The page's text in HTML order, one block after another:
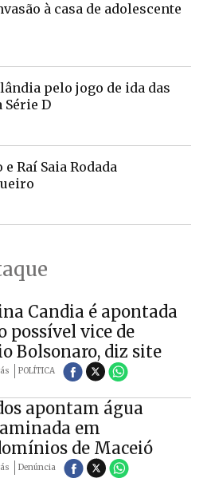
à casa de adolescente
pelo jogo de ida das
Série D
Raí Saia Rodada
Candia é apontada
possível vice de
Bolsonaro, diz site
POLÍTICA
apontam água
em
de Maceió
Denúncia